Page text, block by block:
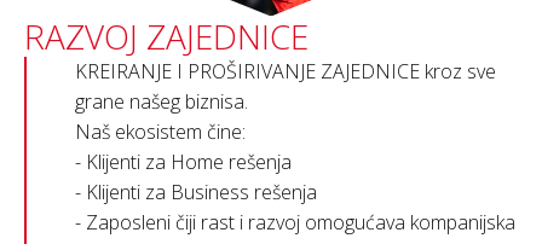
RAZVOJ ZAJEDNICE
KREIRANJE I PROŠIRIVANJE ZAJEDNICE kroz sve
grane našeg biznisa.
Naš ekosistem čine:
- Klijenti za Home rešenja
- Klijenti za Business rešenja
- Zaposleni čiji rast i razvoj omogućava kompanijska